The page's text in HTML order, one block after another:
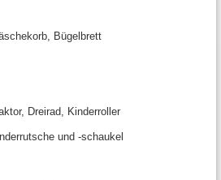
Bügelbrett
Dreirad, Kinderroller
und -schaukel